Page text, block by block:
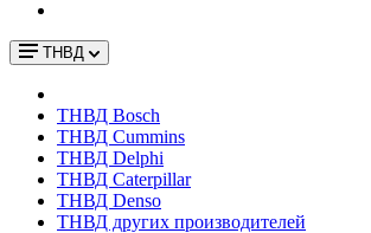
ТНВД
ТНВД Bosch
ТНВД Cummins
ТНВД Delphi
ТНВД Caterpillar
ТНВД Denso
ТНВД других производителей